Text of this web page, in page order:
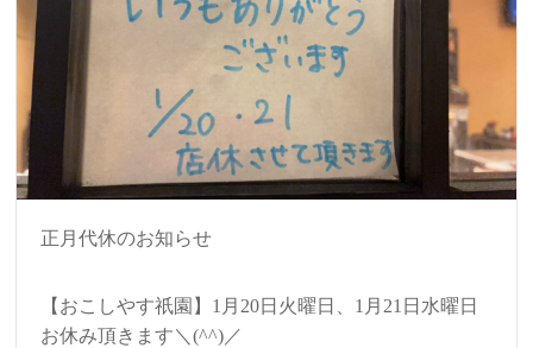
正月代休のお知らせ
【おこしやす祇園】1月20日火曜日、1月21日水曜日
お休み頂きます＼(^^)／